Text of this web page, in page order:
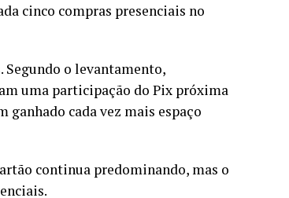
cinco compras presenciais no
Segundo o levantamento,
uma participação do Pix próxima
ganhado cada vez mais espaço
continua predominando, mas o